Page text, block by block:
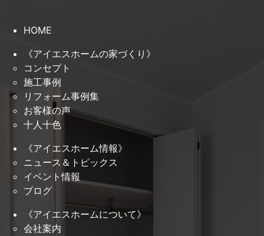
HOME
《アイエスホームの家づくり》
コンセプト
施工事例
リフォーム事例集
お客様の声
十人十色
《アイエスホーム情報》
ニュース＆トピックス
イベント情報
ブログ
《アイエスホームについて》
会社案内